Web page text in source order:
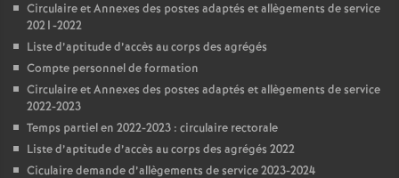
Circulaire et Annexes des postes adaptés et allègements de service
2021-2022
Liste d’aptitude d’accès au corps des agrégés
Compte personnel de formation
Circulaire et Annexes des postes adaptés et allègements de service
2022-2023
Temps partiel en 2022-2023 : circulaire rectorale
Liste d’aptitude d’accès au corps des agrégés 2022
Ciculaire demande d’allègements de service 2023-2024